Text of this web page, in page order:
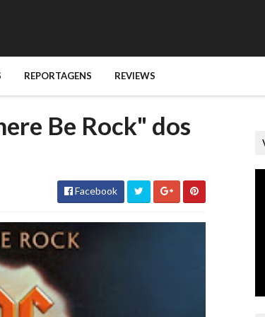
REPORTAGENS REVIEWS
Be Rock" dos
Facebook